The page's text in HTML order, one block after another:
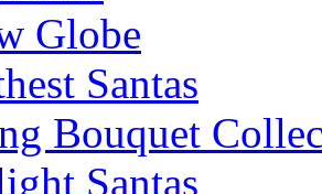
Globe
Santas
Bouquet
Santas